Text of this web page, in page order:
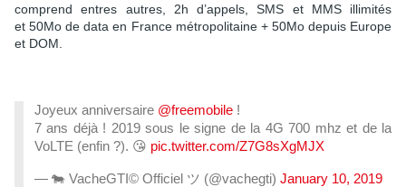
comprend entres autres, 2h d’appels, SMS et MMS illimités
et 50Mo de data en France métropolitaine + 50Mo depuis Europe
et DOM.
Joyeux anniversaire @freemobile !
7 ans déjà ! 2019 sous le signe de la 4G 700 mhz et de la
VoLTE (enfin ?). 😘 pic.twitter.com/Z7G8sXgMJX
— 🐄 VacheGTI© Officiel ツ (@vachegti) January 10, 2019